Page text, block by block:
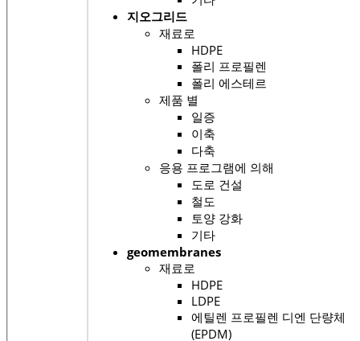
지오그리드
재료로
HDPE
폴리 프로필렌
폴리 에스테르
제품 별
일증
이축
다축
응용 프로그램에 의해
도로 건설
철도
토양 강화
기타
geomembranes
재료로
HDPE
LDPE
에틸렌 프로필렌 디엔 단량체
(EPDM)